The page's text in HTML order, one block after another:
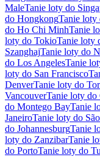
MaleTanie loty do
do HongkongTanie loty
do Ho Chi MinhTanie
loty do TokioTanie loty
SzanghajTanie loty do
do Los AngelesTanie
loty do San Francisco
DenverTanie loty do
VancouverTanie loty do
do Montego BayTanie
JaneiroTanie loty do
do JohannesburgTanie
loty do ZanzibarTanie
do PortoTanie loty do